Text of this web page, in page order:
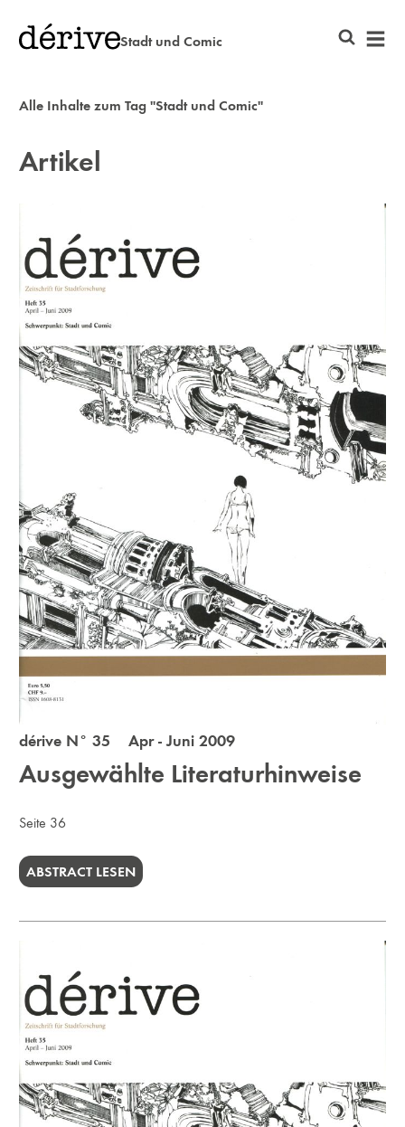
Stadt und Comic
Alle Inhalte zum Tag "Stadt und Comic"
Artikel
dérive N° 35 Apr - Juni 2009
Ausgewählte Literaturhinweise
Seite 36
ABSTRACT LESEN